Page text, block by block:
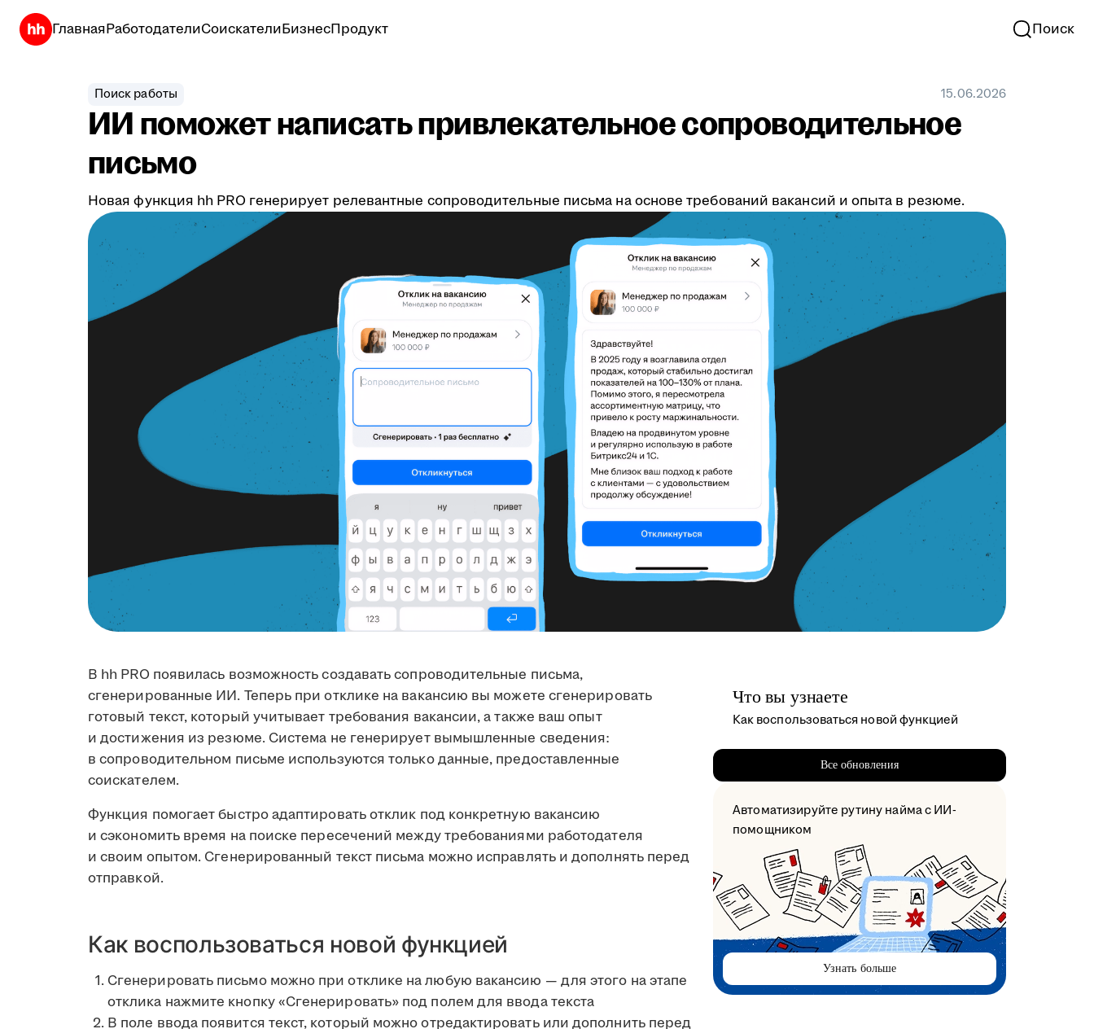
ГлавнаяРаботодателиСоискателиБизнесПродукт Поиск
Поиск работы 15.06.2026
ИИ поможет написать привлекательное сопроводительное
письмо
Новая функция hh PRO генерирует релевантные сопроводительные письма на основе требований вакансий и опыта в резюме.
В hh PRO появилась возможность создавать сопроводительные письма,
сгенерированные ИИ. Теперь при отклике на вакансию вы можете сгенерировать
готовый текст, который учитывает требования вакансии, а также ваш опыт
и достижения из резюме. Система не генерирует вымышленные сведения:
в сопроводительном письме используются только данные, предоставленные
соискателем.
Функция помогает быстро адаптировать отклик под конкретную вакансию
и сэкономить время на поиске пересечений между требованиями работодателя
и своим опытом. Сгенерированный текст письма можно исправлять и дополнять перед
отправкой.
Как воспользоваться новой функцией
Сгенерировать письмо можно при отклике на любую вакансию — для этого на этапе
отклика нажмите кнопку «Сгенерировать» под полем для ввода текста
В поле ввода появится текст, который можно отредактировать или дополнить перед
Что вы узнаете
Как воспользоваться новой функцией
Все обновления
Автоматизируйте рутину найма с ИИ-
помощником
Узнать больше